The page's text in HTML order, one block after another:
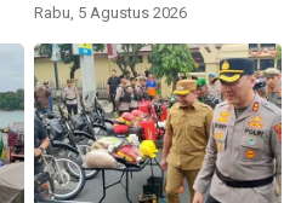
Rabu, 5 Agustus 2026